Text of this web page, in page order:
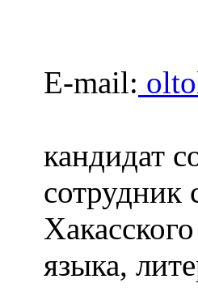
E-mail:
кандидат
сотрудник
языка,